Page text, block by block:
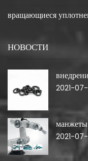
вращающиеся
НОВОСТИ
2021-07-
манжеты
2021-